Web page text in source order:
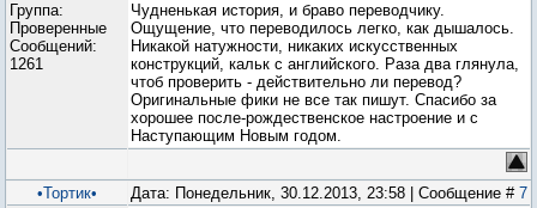
Группа:
Проверенные
Сообщений:
1261
Чудненькая история, и браво переводчику.
Ощущение, что переводилось легко, как дышалось.
Никакой натужности, никаких искусственных
конструкций, кальк с английского. Раза два глянула,
чтоб проверить - действительно ли перевод?
Оригинальные фики не все так пишут. Спасибо за
хорошее после-рождественское настроение и с
Наступающим Новым годом.
•Тортик• Дата: Понедельник, 30.12.2013, 23:58 | Сообщение # 7